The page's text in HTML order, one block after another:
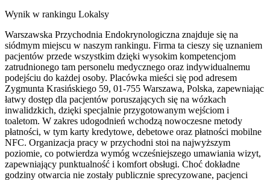
Wynik w rankingu Lokalsy
Warszawska Przychodnia Endokrynologiczna znajduje się na
siódmym miejscu w naszym rankingu. Firma ta cieszy się uznaniem
pacjentów przede wszystkim dzięki wysokim kompetencjom
zatrudnionego tam personelu medycznego oraz indywidualnemu
podejściu do każdej osoby. Placówka mieści się pod adresem
Zygmunta Krasińskiego 59, 01-755 Warszawa, Polska, zapewniając
łatwy dostęp dla pacjentów poruszających się na wózkach
inwalidzkich, dzięki specjalnie przygotowanym wejściom i
toaletom. W zakres udogodnień wchodzą nowoczesne metody
płatności, w tym karty kredytowe, debetowe oraz płatności mobilne
NFC. Organizacja pracy w przychodni stoi na najwyższym
poziomie, co potwierdza wymóg wcześniejszego umawiania wizyt,
zapewniający punktualność i komfort obsługi. Choć dokładne
godziny otwarcia nie zostały publicznie sprecyzowane, pacjenci